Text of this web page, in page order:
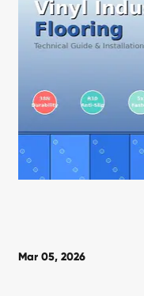
Mar 05, 2026